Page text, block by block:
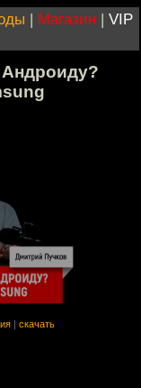
| Магазин | VIP
Андроиду?
скачать